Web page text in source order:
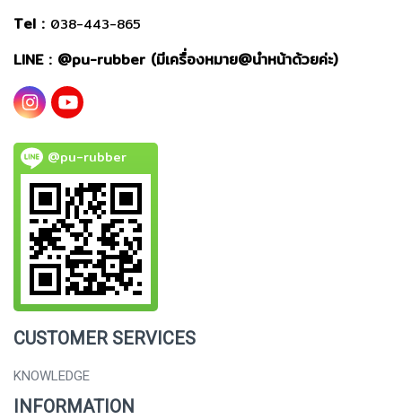
Tel : 038-443-865
LINE : @pu-rubber (มีเครื่องหมาย@นำหน้าด้วยค่ะ)
@pu-rubber
CUSTOMER SERVICES
KNOWLEDGE
INFORMATION